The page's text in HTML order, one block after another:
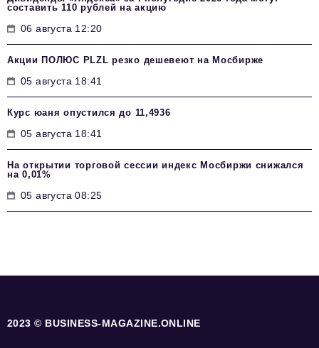
составить 110 рублей на акцию
06 августа 12:20
Акции ПОЛЮС PLZL резко дешевеют на Мосбирже
05 августа 18:41
Курс юаня опустился до 11,4936
05 августа 18:41
На открытии торговой сессии индекс Мосбиржи снижался
на 0,01%
05 августа 08:25
2023 © BUSINESS-MAGAZINE.ONLINE